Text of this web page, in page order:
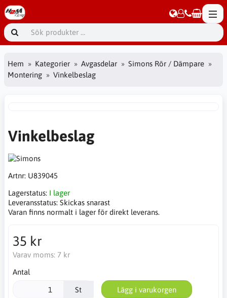
Hem Kategorier Avgasdelar
Simons Rör / Dämpare
Montering
Vinkelbeslag
Vinkelbeslag
Artnr: U839045
Lagerstatus: I lager
Leveransstatus: Skickas snarast
Varan finns normalt i lager för direkt leverans.
35 kr
Varav moms: 7 kr
Antal
St Lägg i varukorgen